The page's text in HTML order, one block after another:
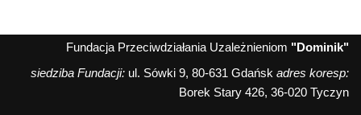
Fundacja Przeciwdziałania Uzależnieniom "Dominik"
siedziba Fundacji: ul. Sówki 9, 80-631 Gdańsk adres koresp:
Borek Stary 426, 36-020 Tyczyn